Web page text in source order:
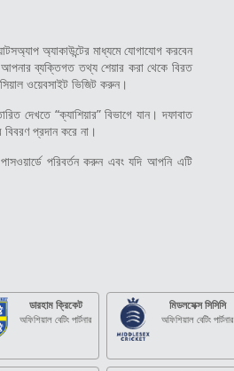
অ্যাকাউন্টের মাধ্যমে যোগাযোগ করবেন
আপনার ব্যক্তিগত তথ্য শেয়ার করা থেকে বিরত
ওয়েবসাইট ভিজিট করুন।
দেখতে “ক্যাশিয়ার” বিভাগে যান। দফাবাত
প্রদান করে না।
পরিবর্তন করুন এবং যদি আপনি এটি
ডারহাম ক্রিকেট
অফিশিয়াল বেটিং পার্টনার
মিডলসেক্স সিসিসি
অফিশিয়াল বেটিং পার্টনার